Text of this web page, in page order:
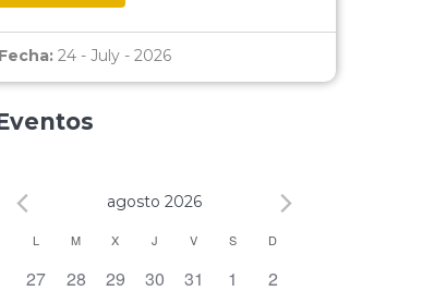
Fecha: 24 - July - 2026
agosto 2026
Calendario
de
L M X J V S D
0 eventos,
27 0 eventos,
28 0 eventos,
29 0 eventos,
30 0 eventos,
31 0 eventos,
1 0 eventos,
2